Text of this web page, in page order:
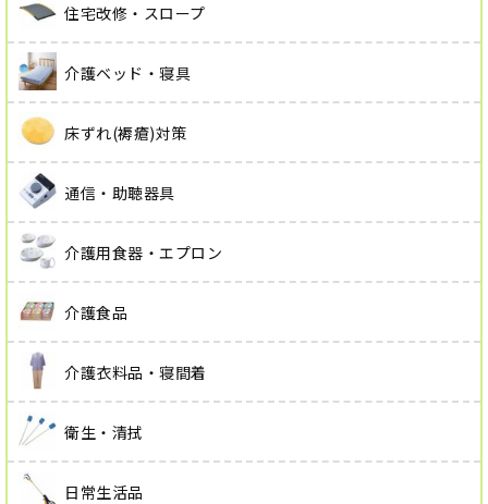
住宅改修・スロープ
介護ベッド・寝具
床ずれ(褥瘡)対策
通信・助聴器具
介護用食器・エプロン
介護食品
介護衣料品・寝間着
衛生・清拭
日常生活品